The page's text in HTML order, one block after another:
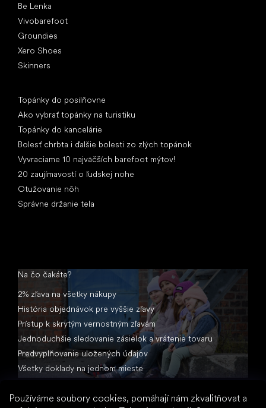
Používáme soubory cookies, pomáhají nám zkvalitňovat a
Be Lenka
Vivobarefoot
Groundies
Xero Shoes
Skinners
Topánky do posilňovne
Ako vybrať topánky na turistiku
Topánky do kancelárie
Bolesť chrbta i ďalšie bolesti zo zlých topánok
Vyvraciame 10 najväčších barefoot mýtov!
20 zaujímavostí o ľudskej nohe
Otužovanie nôh
Správne držanie tela
Na čo čakáte?
2% zľava na všetky nákupy
História objednávok pre vyššie zľavy
Prístup k skrytým vernostným zľavám
Jednoduchšie sledovanie zásielok a vrátenie tovaru
Predvyplňovanie uložených údajov
Všetky doklady na jednom mieste